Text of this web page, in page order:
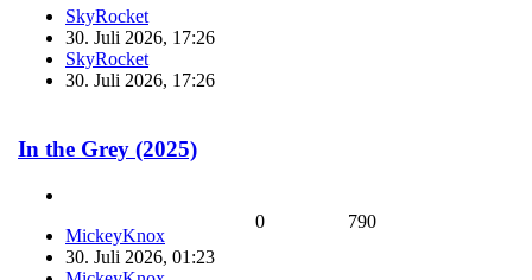
SkyRocket
30. Juli 2026, 17:26
SkyRocket
30. Juli 2026, 17:26
In the Grey (2025)
MickeyKnox
30. Juli 2026, 01:23
0 790